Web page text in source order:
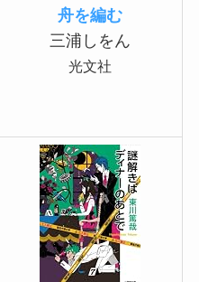
舟を編む
三浦しをん
光文社